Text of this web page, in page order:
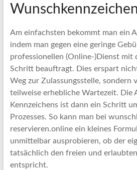
Am einfachsten bekommt man ein
indem man gegen eine geringe
professionellen (Online-)Dienst mit
Schritt beauftragt. Dies erspart
Weg zur Zulassungsstelle, sondern
teilweise erhebliche Wartezeit. Die
Kennzeichens ist dann ein Schritt
Prozesses. So kann man bei
reservieren.online ein kleines
unmittelbar ausprobieren, ob der
tatsächlich den freien und
entspricht.